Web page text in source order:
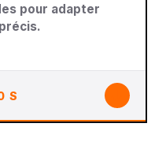
pour adapter
S